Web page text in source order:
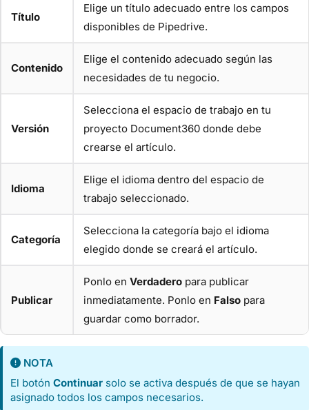
Título
Elige un título adecuado entre los campos
disponibles de Pipedrive.
Contenido
Elige el contenido adecuado según las
necesidades de tu negocio.
Versión
Selecciona el espacio de trabajo en tu
proyecto Document360 donde debe
crearse el artículo.
Idioma
Elige el idioma dentro del espacio de
trabajo seleccionado.
Categoría
Selecciona la categoría bajo el idioma
elegido donde se creará el artículo.
Publicar
Ponlo en Verdadero para publicar
inmediatamente. Ponlo en Falso para
guardar como borrador.
NOTA
El botónContinuar solo se activa después de que se hayan
asignado todos los campos necesarios.